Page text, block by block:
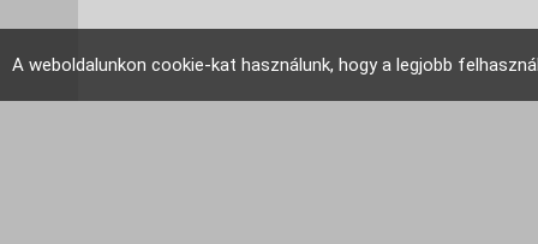
A weboldalunkon cookie-kat használunk, hogy a legjobb